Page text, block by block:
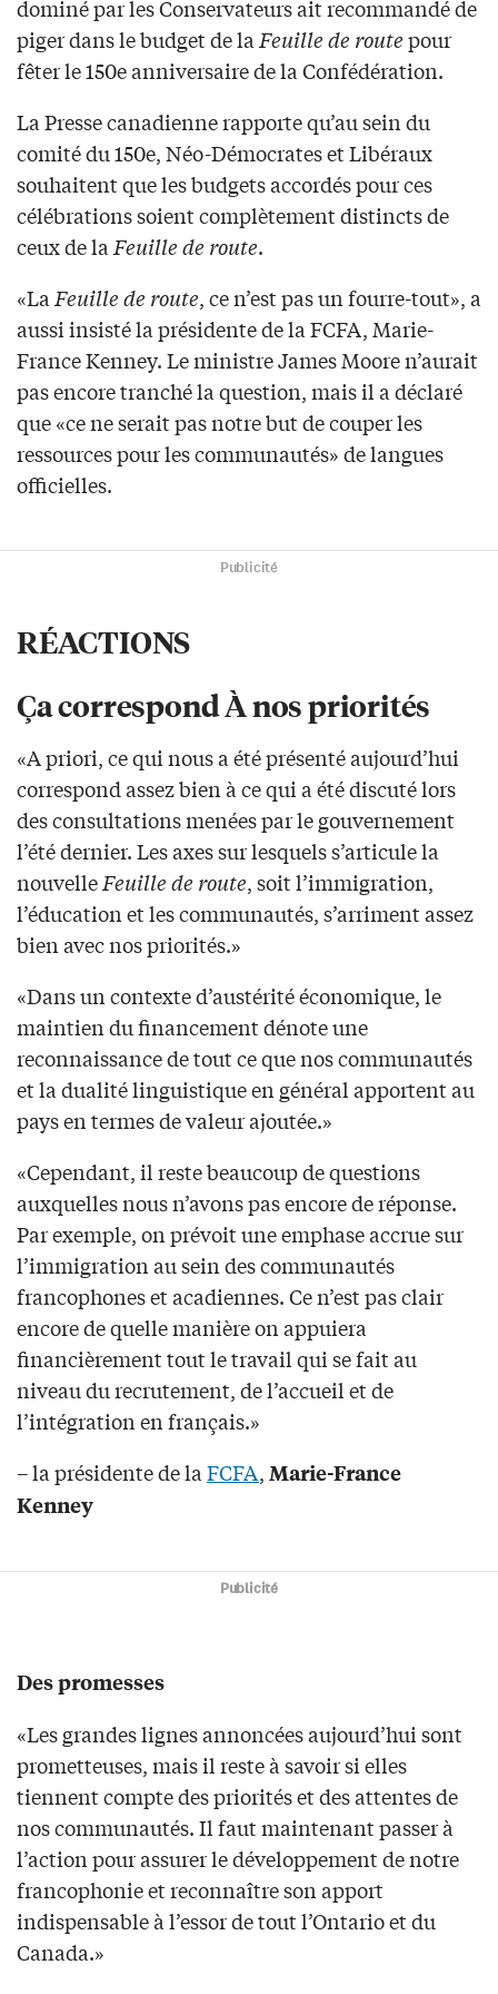
dominé par les Conservateurs ait recommandé de
piger dans le budget de laFeuille de routepour
fêter le 150e anniversaire de la Confédération.
La Presse canadienne rapporte qu’au sein du
comité du 150e, Néo-Démocrates et Libéraux
souhaitent que les budgets accordés pour ces
célébrations soient complètement distincts de
ceux de laFeuille de route.
«LaFeuille de route, ce n’est pas un fourre-tout», a
aussi insisté la présidente de la FCFA, Marie-
France Kenney. Le ministre James Moore n’aurait
pas encore tranché la question, mais il a déclaré
que «ce ne serait pas notre but de couper les
ressources pour les communautés» de langues
officielles.
Publicité
RÉACTIONS
Ça correspond À nos priorités
«A priori, ce qui nous a été présenté aujourd’hui
correspond assez bien à ce qui a été discuté lors
des consultations menées par le gouvernement
l’été dernier. Les axes sur lesquels s’articule la
nouvelleFeuille de route, soit l’immigration,
l’éducation et les communautés, s’arriment assez
bien avec nos priorités.»
«Dans un contexte d’austérité économique, le
maintien du financement dénote une
reconnaissance de tout ce que nos communautés
et la dualité linguistique en général apportent au
pays en termes de valeur ajoutée.»
«Cependant, il reste beaucoup de questions
auxquelles nous n’avons pas encore de réponse.
Par exemple, on prévoit une emphase accrue sur
l’immigration au sein des communautés
francophones et acadiennes. Ce n’est pas clair
encore de quelle manière on appuiera
financièrement tout le travail qui se fait au
niveau du recrutement, de l’accueil et de
l’intégration en français.»
– la présidente de laFCFA, Marie-France
Kenney
Publicité
Des promesses
«Les grandes lignes annoncées aujourd’hui sont
prometteuses, mais il reste à savoir si elles
tiennent compte des priorités et des attentes de
nos communautés. Il faut maintenant passer à
l’action pour assurer le développement de notre
francophonie et reconnaître son apport
indispensable à l’essor de tout l’Ontario et du
Canada.»